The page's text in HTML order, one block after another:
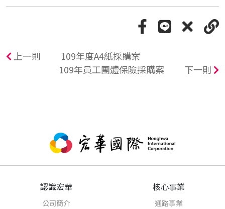
上一則
109年度A4紙採購案
109年員工團體保險採購案
下一則
認識宏華
公司簡介
核心事業
通路事業